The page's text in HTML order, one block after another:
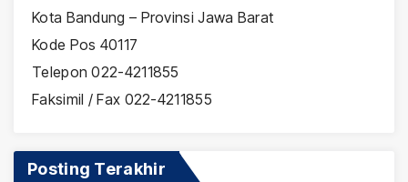
Kota Bandung – Provinsi Jawa Barat
Kode Pos 40117
Telepon 022-4211855
Faksimil / Fax 022-4211855
Posting Terakhir